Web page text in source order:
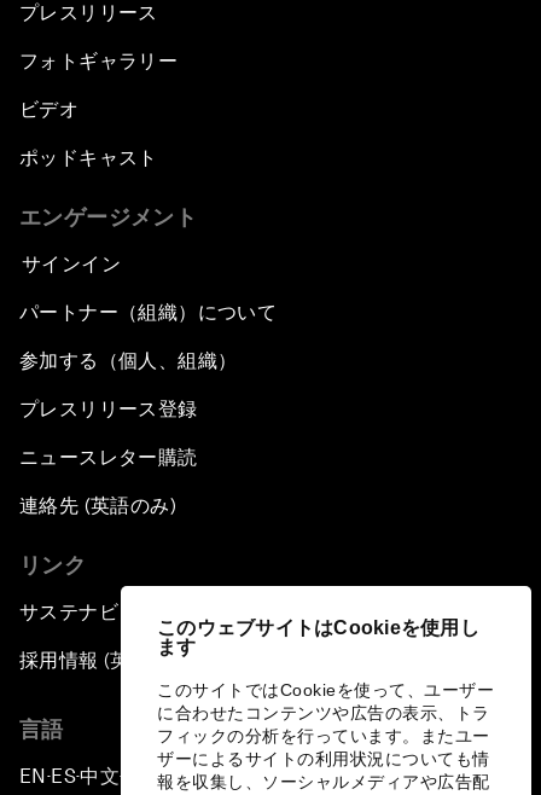
このウェブサイトはCookieを使用し
ます
このサイトではCookieを使って、ユーザー
に合わせたコンテンツや広告の表示、トラ
フィックの分析を行っています。またユー
ザーによるサイトの利用状況についても情
報を収集し、ソーシャルメディアや広告配
プレスリリース
フォトギャラリー
ビデオ
ポッドキャスト
エンゲージメント
サインイン
パートナー（組織）について
参加する（個人、組織）
プレスリリース登録
ニュースレター購読
連絡先 (英語のみ)
リンク
サステナビリティへの取り組み
採用情報 (英語のみ)
言語
EN ▪ES▪中文▪ 日本語